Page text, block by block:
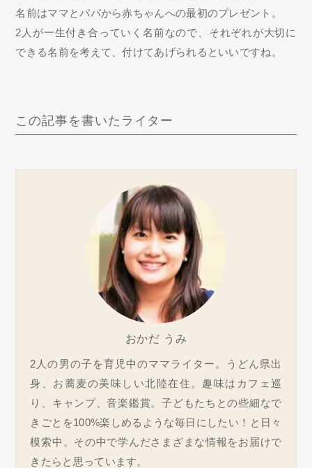
名前はママとパパから赤ちゃんへの最初のプレゼント。
2人が一生付き合っていく名前なので、それぞれが大切に
できる名前を考えて、付けてあげられるといいですね。
この記事を書いたライター
おかだ うみ
2人の男の子を育児中のママライター。うどん県出
身、お蕎麦の美味しい北陸在住。趣味はカフェ巡
り、キャンプ、音楽鑑賞。子どもたちとの些細なで
きごとを100%楽しめるような毎日にしたい！と日々
模索中。その中で学んださまざまな情報をお届けで
きたらと思っています。